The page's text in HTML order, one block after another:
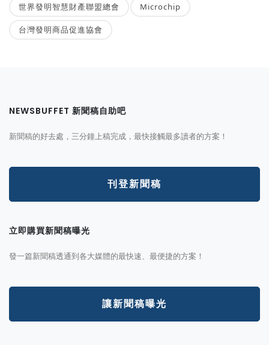
世界發明智慧財產聯盟總會 Microchip
台灣發明商品促進協會
NEWSBUFFET 新聞稿自助吧
新聞稿的好去處，三分鐘上稿完成，最快接觸最多讀者的方案！
刊登新聞稿
立即購買新聞稿曝光
發一篇新聞稿透通到各大媒體的最快速、最便捷的方案！
讓新聞稿曝光